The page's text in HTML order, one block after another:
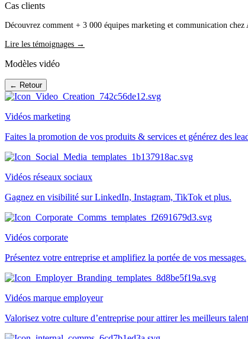
Cas clients
Découvrez comment + 3 000 équipes marketing et communication
Lire les témoignages →
Modèles vidéo
← Retour
Vidéos marketing
Faites la promotion de vos produits & services et générez des
Vidéos réseaux sociaux
Gagnez en visibilité sur LinkedIn, Instagram, TikTok et plus.
Vidéos corporate
Présentez votre entreprise et amplifiez la portée de vos messages.
Vidéos marque employeur
Valorisez votre culture d’entreprise pour attirer les meilleurs